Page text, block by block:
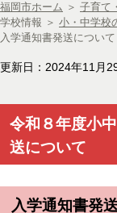
福岡市ホーム ＞ 子育て
学校情報 ＞ 小・中学校
入学通知書発送について
更新日：2024年11月
令和８年度小
送について
入学通知書発